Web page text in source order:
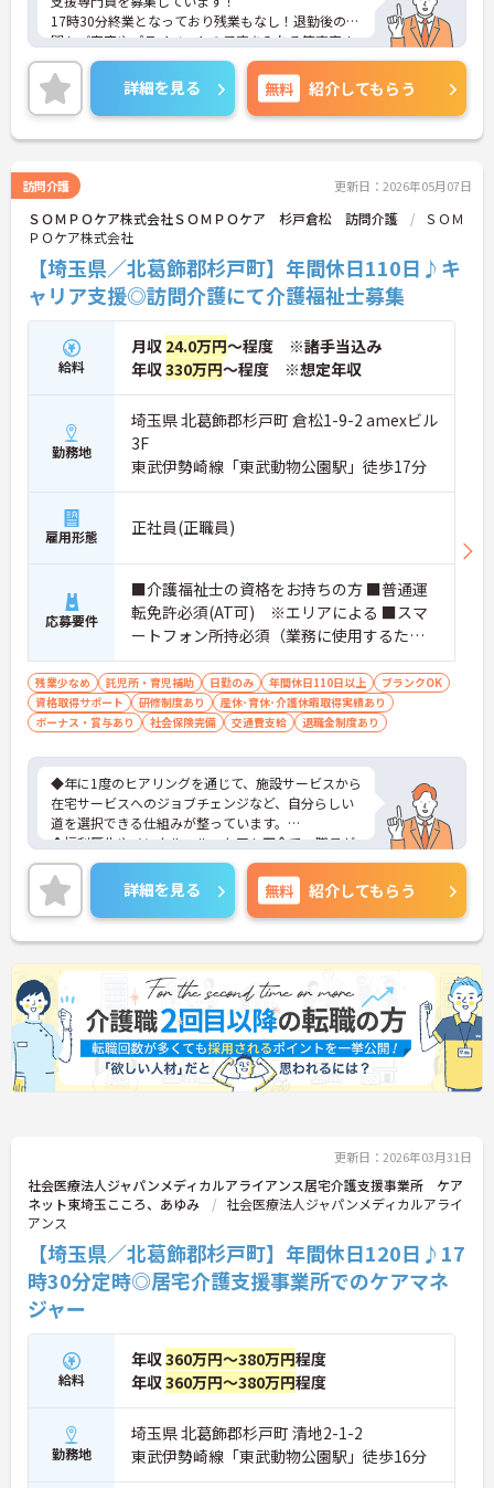
17時30分終業となっており残業もなし！退勤後の時
間もご家庭やプライベートの予定を入れる等充実さ
せることができます◎住宅手当の支給もあり、生活
に嬉しい制度も整っております！マイカー通勤も可
能となっており通勤もラクラク安心です♪
ご興味のある方は、面接のポイントをお伝えします
のでお気軽にご連絡ください！
詳細を見る 無料 紹介してもらう
訪問介護 更新日：2026年05月07日
ＳＯＭＰＯケア株式会社ＳＯＭＰＯケア 杉戸倉松 訪問介護
ＳＯＭ
ＰＯケア株式会社
【埼玉県／北葛飾郡杉戸町】年間休日110日♪キ
ャリア支援◎訪問介護にて介護福祉士募集
給料
月収 24.0万円～程度 ※諸手当込み
年収330万円～程度 ※想定年収
勤務地
埼玉県 北葛飾郡杉戸町 倉松1-9-2 amexビル
3F
東武伊勢崎線「東武動物公園駅」徒歩17分
雇用形態 正社員(正職員)
応募要件
■介護福祉士の資格をお持ちの方 ■普通運
転免許必須(AT可) ※エリアによる ■スマ
ートフォン所持必須（業務に使用するた
め） ※ブランク可
残業少なめ 託児所・育児補助 日勤のみ 年間休日110日以上
ブランクOK
資格取得サポート
研修制度あり
産休･育休･介護休暇取得実績あり
ボーナス・賞与あり
社会保険完備 交通費支給 退職金制度あり
◆年に1度のヒアリングを通じて、施設サービスから
在宅サービスへのジョブチェンジなど、自分らしい
道を選択できる仕組みが整っています。
◆福利厚生やメンタルヘルスケアも万全で、職員が
心身ともに健康で、長く誇りを持って働ける環境づ
くりを追求している法人です。
◆入社後は研修施設での座学に加え、現場では先輩
社員との同行訪問（OJT）で実務をしっかり学べま
す。久しぶりのお仕事復帰で不安な方でも、自信を
持って業務に取り組めるよう丁寧にフォローしま
す。
◆ライフサポートも手厚く、育児休業は最長3年間
取得可能で、復職後もお子さんが9歳になるまで時
短勤務が選べるなど、子育てと仕事の両立を強力に
バックアップします。
詳細を見る 無料 紹介してもらう
更新日：2026年03月31日
社会医療法人ジャパンメディカルアライアンス居宅介護支援事業所 ケア
ネット東埼玉こころ、あゆみ
社会医療法人ジャパンメディカルアライ
アンス
【埼玉県／北葛飾郡杉戸町】年間休日120日♪17
時30分定時◎居宅介護支援事業所でのケアマネ
ジャー
給料
年収360万円～380万円程度
年収360万円～380万円程度
勤務地
埼玉県 北葛飾郡杉戸町 清地2-1-2
東武伊勢崎線「東武動物公園駅」徒歩16分